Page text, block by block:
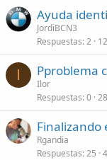
Ayuda
JordiBCN3
Respuestas 2
I Pproblema
Ilor
Respuestas 0
Finalizando
Rgandia
Respuestas 25